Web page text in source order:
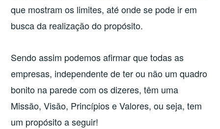
que mostram os limites, até onde se pode ir em
busca da realização do propósito.
Sendo assim podemos afirmar que todas as
empresas, independente de ter ou não um quadro
bonito na parede com os dizeres, têm uma
Missão, Visão, Princípios e Valores, ou seja, tem
um propósito a seguir!